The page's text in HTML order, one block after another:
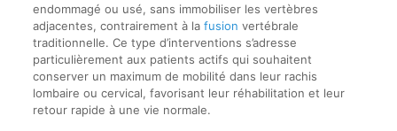
endommagé ou usé, sans immobiliser les vertèbres
adjacentes, contrairement à la fusion vertébrale
traditionnelle. Ce type d’interventions s’adresse
particulièrement aux patients actifs qui souhaitent
conserver un maximum de mobilité dans leur rachis
lombaire ou cervical, favorisant leur réhabilitation et leur
retour rapide à une vie normale.